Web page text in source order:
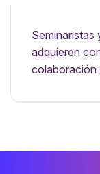
adquieren
colaboración